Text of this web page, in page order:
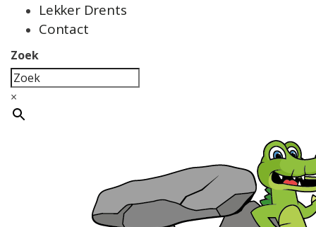
Lekker Drents
Contact
Zoek
×